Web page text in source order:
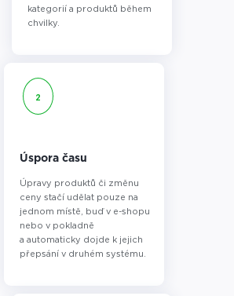
kategorií a produktů během
chvilky.
2
Úspora času
Úpravy produktů či změnu
ceny stačí udělat pouze na
jednom místě, buď v e-shopu
nebo v pokladně
a automaticky dojde k jejich
přepsání v druhém systému.